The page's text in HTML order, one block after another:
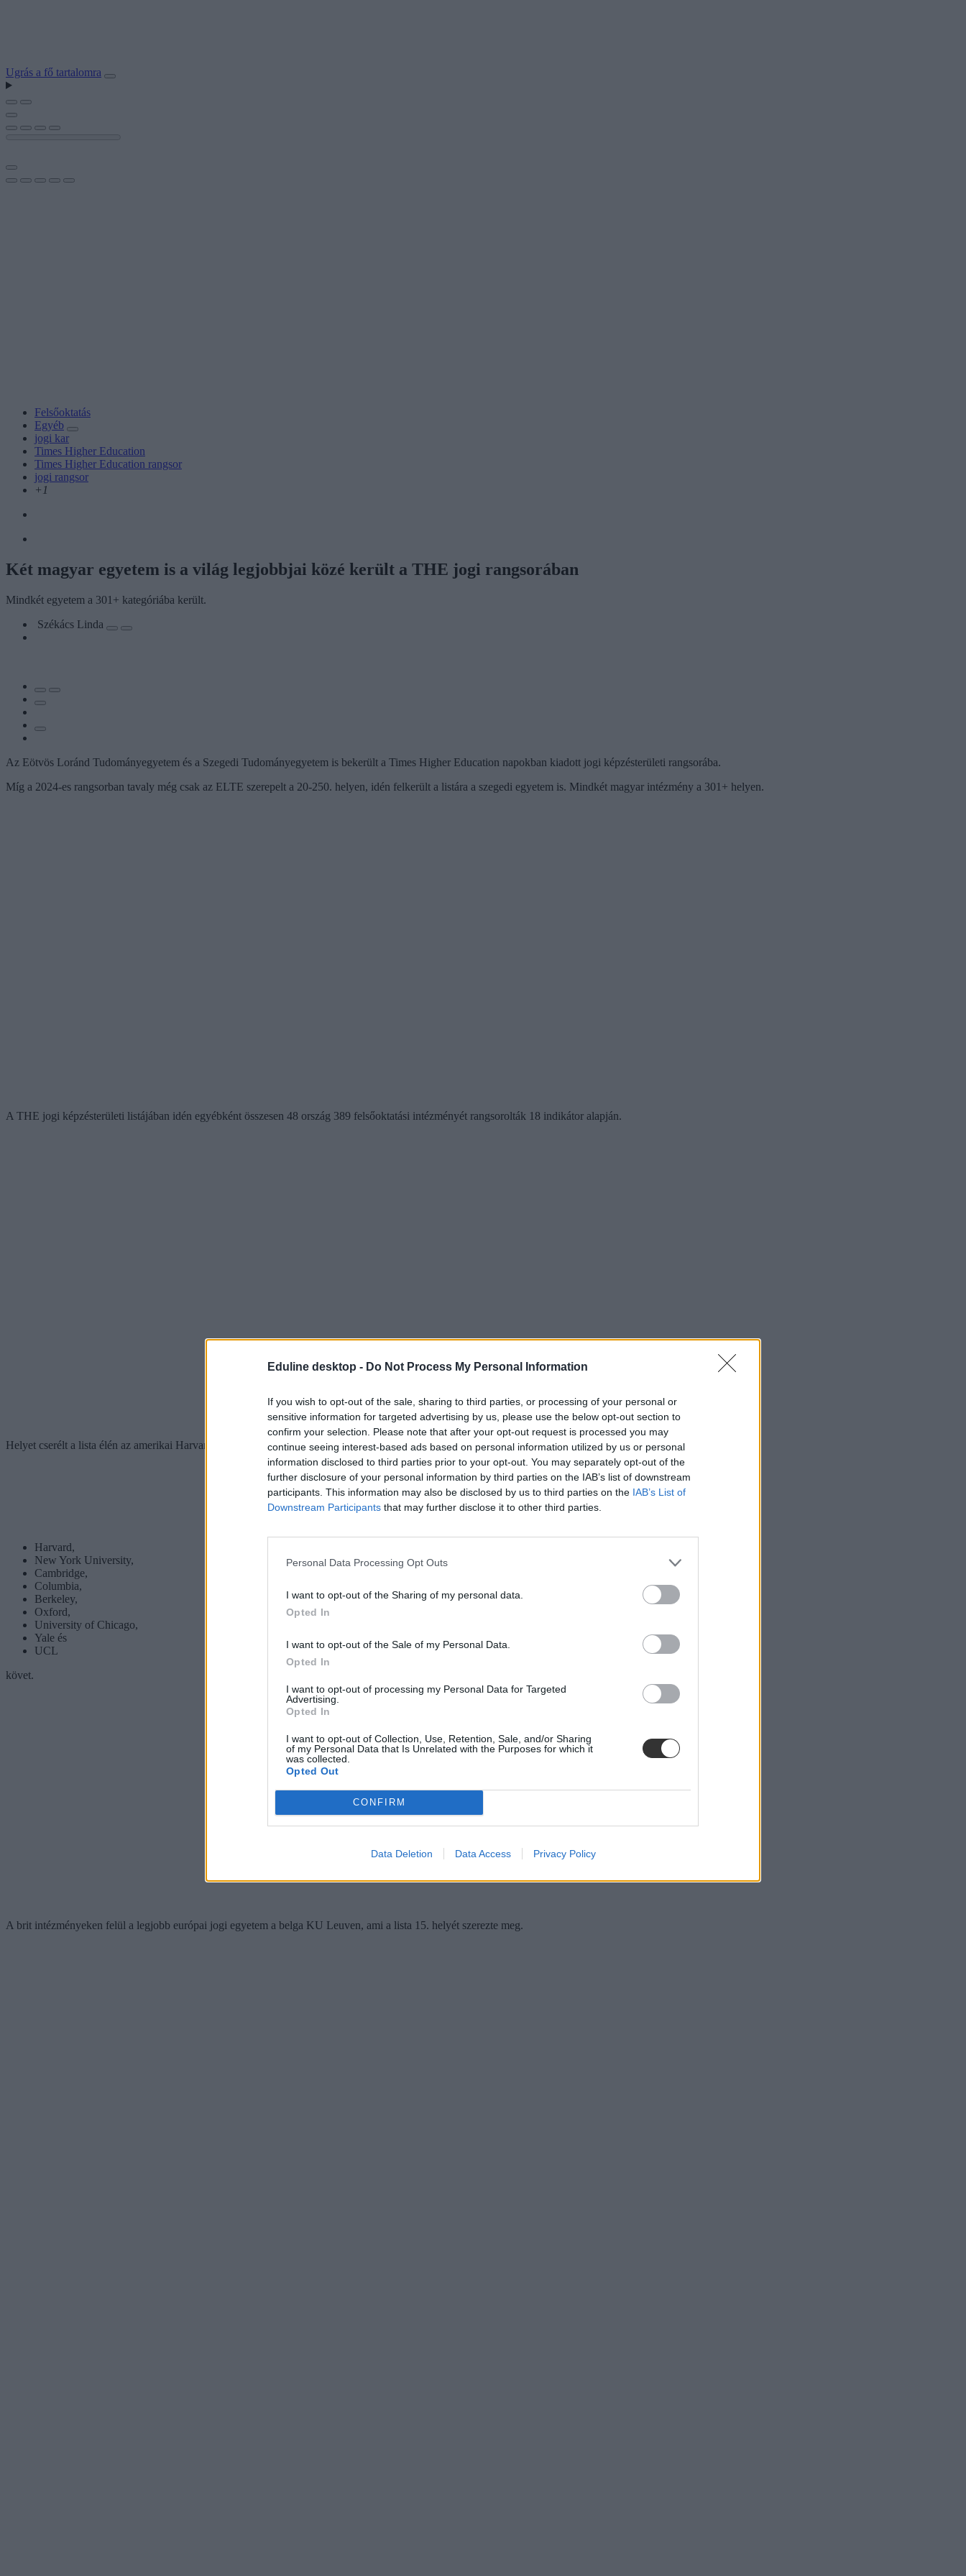
Eduline desktop - Do Not Process My Personal Information
If you wish to opt-out of the sale, sharing to third parties, or processing of your personal or
sensitive information for targeted advertising by us, please use the below opt-out section to
confirm your selection. Please note that after your opt-out request is processed you may
continue seeing interest-based ads based on personal information utilized by us or personal
information disclosed to third parties prior to your opt-out. You may separately opt-out of the
further disclosure of your personal information by third parties on the IAB’s list of downstream
participants. This information may also be disclosed by us to third parties on the IAB’s List of
Downstream Participants that may further disclose it to other third parties.
Personal Data Processing Opt Outs
I want to opt-out of the Sharing of my personal data.
Opted In
I want to opt-out of the Sale of my Personal Data.
Opted In
I want to opt-out of processing my Personal Data for Targeted
Advertising.
Opted In
I want to opt-out of Collection, Use, Retention, Sale, and/or Sharing
of my Personal Data that Is Unrelated with the Purposes for which it
was collected.
Opted Out
CONFIRM
Data Deletion Data Access Privacy Policy
Ugrás a fő tartalomra
Felsőoktatás
Egyéb
jogi kar
Times Higher Education
Times Higher Education rangsor
jogi rangsor
+1
Két magyar egyetem is a világ legjobbjai közé került a THE jogi rangsorában
Mindkét egyetem a 301+ kategóriába került.
Székács Linda
Az Eötvös Loránd Tudományegyetem és a Szegedi Tudományegyetem is bekerült a Times Higher Education napokban kiadott jogi képzésterületi rangsorába.
Míg a 2024-es rangsorban tavaly még csak az ELTE szerepelt a 20-250. helyen, idén felkerült a listára a szegedi egyetem is. Mindkét magyar intézmény a 301+ helyen.
A THE jogi képzésterületi listájában idén egyébként összesen 48 ország 389 felsőoktatási intézményét rangsorolták 18 indikátor alapján.
Helyet cserélt a lista élén az amerikai Harvard és Stanford. 2025-ben a Stanford lett a világ legjobb jogi egyeteme, amit a
Harvard,
New York University,
Cambridge,
Columbia,
Berkeley,
Oxford,
University of Chicago,
Yale és
UCL
követ.
A brit intézményeken felül a legjobb európai jogi egyetem a belga KU Leuven, ami a lista 15. helyét szerezte meg.